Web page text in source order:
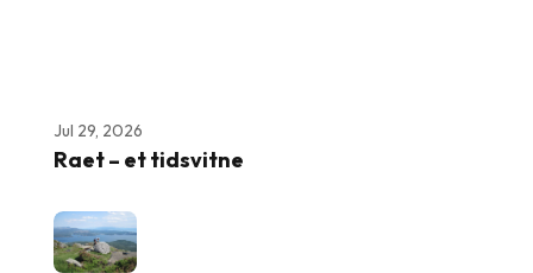
Jul 29, 2026
Raet – et tidsvitne